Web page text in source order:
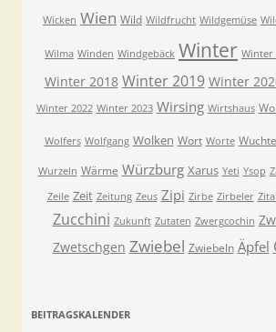
Wicken Wien Wild Wildfrucht Wildgemüse
Wilma Winden Windgebäck Winter Winter
Winter 2018 Winter 2019 Winter
Winter 2022 Winter 2023 Wirsing Wirtshaus
Wolfers Wolfgang Wolken Wort Worte
Wurzeln Wärme Würzburg Xarus Yeti Ysop
Zeile Zeit Zeitung Zeus Zipi Zirbe Zirbeler
Zucchini Zukunft Zutaten Zwergcochin
Zwetschgen Zwiebel Zwiebeln Äpfel
BEITRAGSKALENDER